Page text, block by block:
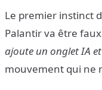
Le premier instinct
Palantir va être
ajoute un onglet IA
mouvement qui ne